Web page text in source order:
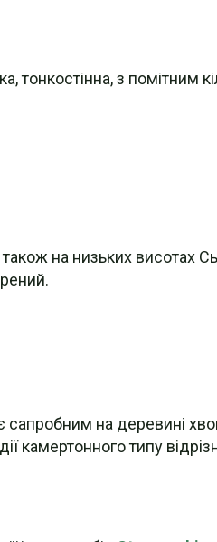
тонкостінна, з помітним
на низьких висотах
сапробним на деревині
камертонного типу